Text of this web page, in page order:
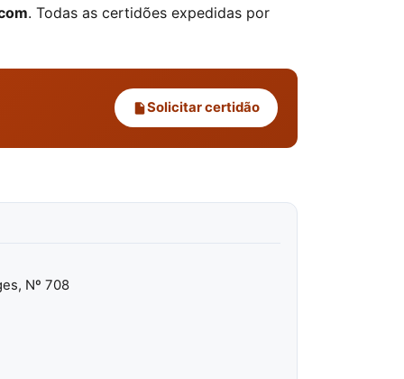
. Todas as certidões expedidas por
Solicitar certidão
Nº 708